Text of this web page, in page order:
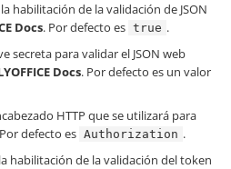
habilitación de la validación de JSON
Docs. Por defecto es true .
secreta para validar el JSON web
Docs. Por defecto es un valor
HTTP que se utilizará para
defecto es Authorization .
habilitación de la validación del token